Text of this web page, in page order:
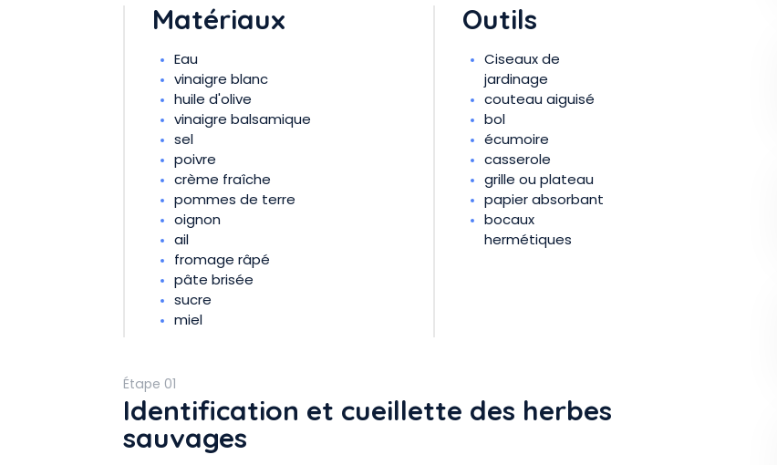
Matériaux
Eau
vinaigre blanc
huile d'olive
vinaigre balsamique
sel
poivre
crème fraîche
pommes de terre
oignon
ail
fromage râpé
pâte brisée
sucre
miel
Outils
Ciseaux de
jardinage
couteau aiguisé
bol
écumoire
casserole
grille ou plateau
papier absorbant
bocaux
hermétiques
Étape 01
Identification et cueillette des herbes
sauvages